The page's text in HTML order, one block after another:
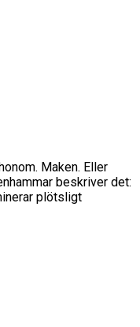
Maken. Eller
beskriver det:
plötsligt